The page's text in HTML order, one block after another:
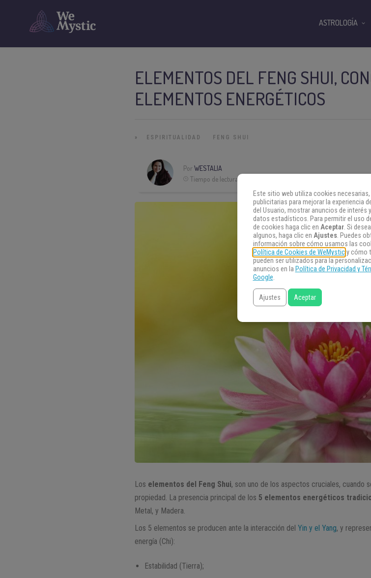
ELEMENTOS DEL FENG SHUI,
ELEMENTOS ENERGÉTICOS
» ESPIRITUALIDAD FENG SHUI
Por WESTALIA
Tiempo de lectura:
Los elementos del Feng Shui, son uno de los aspectos cruciales, cuando
propiedad. La presencia principal de los 5 elementos energéticos
Metal, y Madera.
Los 5 elementos se producen ante la interacción delYin y el Yang, y
energía (Chi):
Estabilidad (Tierra);
ASTROLOGÍA
Este sitio web utiliza cookies
publicitarias para mejorar la experiencia
del Usuario, mostrar anuncios de interés
datos estadísticos. Para permitir el uso
de cookies haga clic en Aceptar. Si
algunos, haga clic en Ajustes. Puedes
información sobre cómo usamos las
Política de Cookies de WeMysticy cómo
pueden ser utilizados para la
anuncios en la Política de Privacidad y
Google.
Ajustes Aceptar